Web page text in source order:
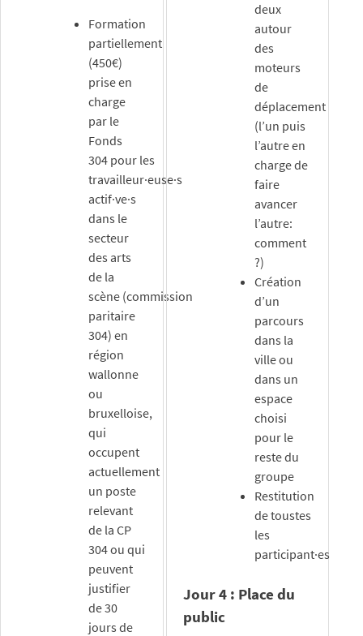
Formation
partiellement
(450€)
prise en
charge
par le
Fonds
304 pour les
travailleur·euse·s
actif·ve·s
dans le
secteur
des arts
de la
scène (commission
paritaire
304) en
région
wallonne
ou
bruxelloise,
qui
occupent
actuellement
un poste
relevant
de la CP
304 ou qui
peuvent
justifier
de 30
jours de
deux
autour
des
moteurs
de
déplacement
(l’un puis
l’autre en
charge de
faire
avancer
l’autre:
comment
?)
Création
d’un
parcours
dans la
ville ou
dans un
espace
choisi
pour le
reste du
groupe
Restitution
de toustes
les
participant·es
Jour 4 : Place du
public